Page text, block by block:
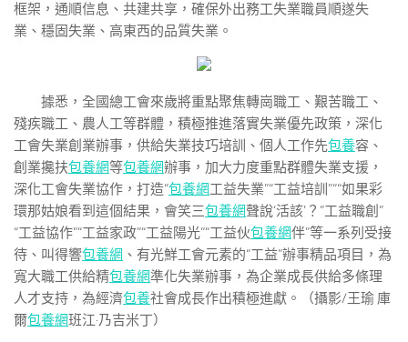
框架，通順信息、共建共享，確保外出務工失業職員順遂失
業、穩固失業、高東西的品質失業。
據悉，全國總工會來歲將重點聚焦轉崗職工、艱苦職工、
殘疾職工、農人工等群體，積極推進落實失業優先政策，深化
工會失業創業辦事，供給失業技巧培訓、個人工作先包養容、
創業攙扶包養網等包養網辦事，加大力度重點群體失業支援，
深化工會失業協作，打造“包養網工益失業”“工益培訓”““如果彩
環那姑娘看到這個結果，會笑三包養網聲說‘活該’？”工益職創”
“工益協作”“工益家政”“工益陽光”“工益伙包養網伴”等一系列受接
待、叫得響包養網 、有光鮮工會元素的“工益”辦事精品項目，為
寬大職工供給精包養網準化失業辦事，為企業成長供給多條理
人才支持，為經濟包養社會成長作出積極進獻。（攝影/王瑜 庫
爾包養網班江·乃吉米丁）